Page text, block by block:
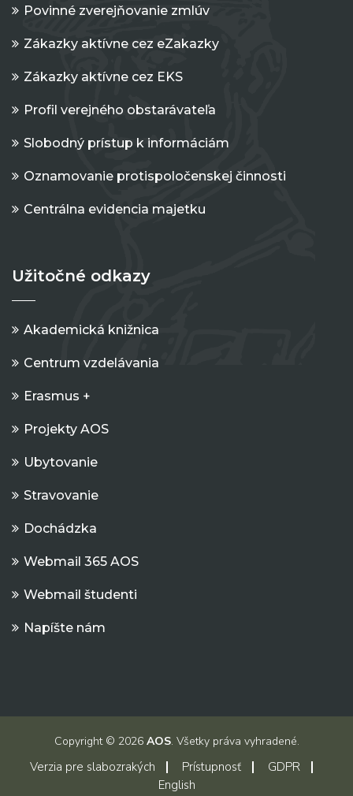
Povinné zverejňovanie zmlúv
Zákazky aktívne cez eZakazky
Zákazky aktívne cez EKS
Profil verejného obstarávateľa
Slobodný prístup k informáciám
Oznamovanie protispoločenskej činnosti
Centrálna evidencia majetku
Užitočné odkazy
Akademická knižnica
Centrum vzdelávania
Erasmus +
Projekty AOS
Ubytovanie
Stravovanie
Dochádzka
Webmail 365 AOS
Webmail študenti
Napíšte nám
Copyright © 2026 AOS. Všetky práva vyhradené.
Verzia pre slabozrakých Prístupnosť
GDPR
English